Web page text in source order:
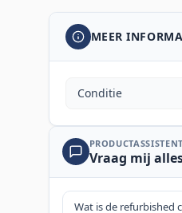
MEER
Conditie
PRODUCTASSISTENT
Vraag mij
Wat is de refurbished